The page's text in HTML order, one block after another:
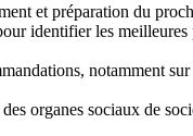
et préparation du
identifier les
notamment
organes sociaux de